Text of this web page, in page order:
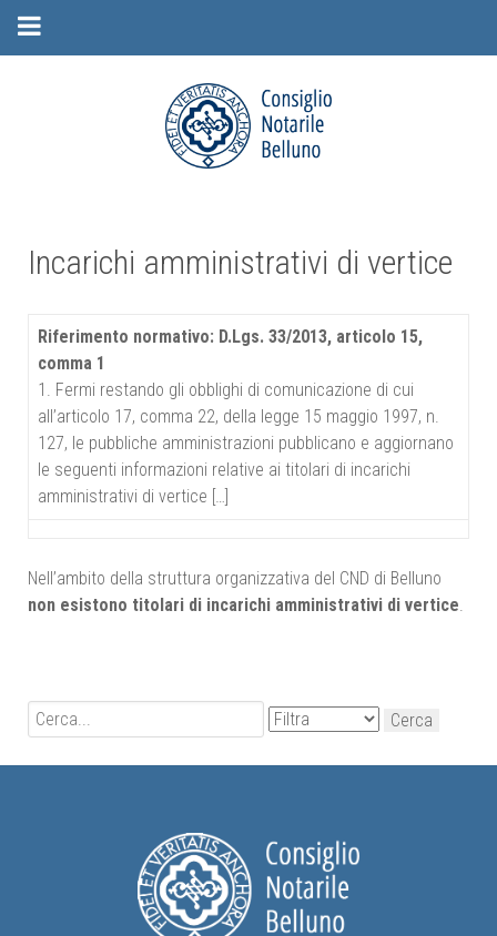
Incarichi amministrativi di vertice
Riferimento normativo: D.Lgs. 33/2013, articolo 15,
comma 1
1. Fermi restando gli obblighi di comunicazione di cui
all’articolo 17, comma 22, della legge 15 maggio 1997, n.
127, le pubbliche amministrazioni pubblicano e aggiornano
le seguenti informazioni relative ai titolari di incarichi
amministrativi di vertice […]
Nell’ambito della struttura organizzativa del CND di Belluno
non esistono titolari di incarichi amministrativi di vertice.